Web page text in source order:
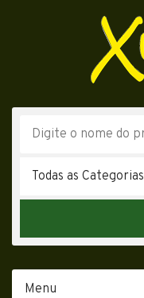
Todas as Categorias
Menu